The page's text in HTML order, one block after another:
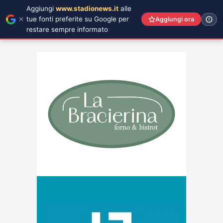
Aggiungi www.stadionews.it alle
tue fonti preferite su Google per
restare sempre informato
Aggiungi ora